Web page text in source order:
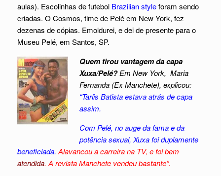
aulas). Escolinhas de futebol Brazilian styleforam sendo
criadas. O Cosmos, time de Pelé em New York, fez
dezenas de cópias. Emoldurei, e dei de presente para o
Museu Pelé, em Santos, SP.
Quem tirou vantagem da capa
Xuxa/Pelé?Em New York, Maria
Fernanda (Ex Manchete), explicou:
“Tarlis Batista estava atrás de capa
assim.
Com Pelé, no auge da fama e da
potência sexual, Xuxa foi duplamente
beneficiada. Alavancou a carreira na TV, e foi bem
atendida. A revista Manchete vendeu bastante”.